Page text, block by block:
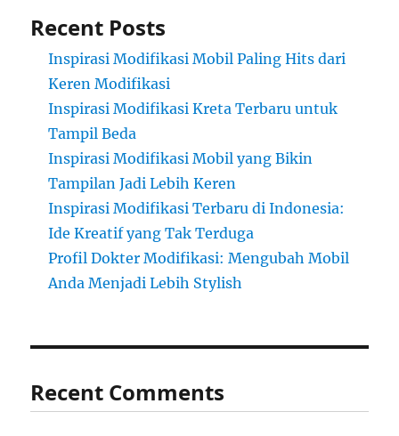
Recent Posts
Inspirasi Modifikasi Mobil Paling Hits dari
Keren Modifikasi
Inspirasi Modifikasi Kreta Terbaru untuk
Tampil Beda
Inspirasi Modifikasi Mobil yang Bikin
Tampilan Jadi Lebih Keren
Inspirasi Modifikasi Terbaru di Indonesia:
Ide Kreatif yang Tak Terduga
Profil Dokter Modifikasi: Mengubah Mobil
Anda Menjadi Lebih Stylish
Recent Comments